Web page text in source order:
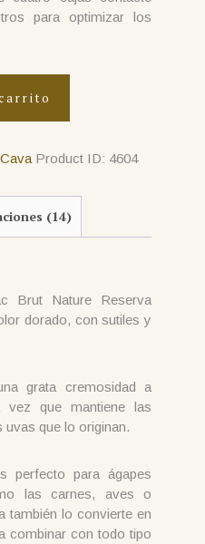
para optimizar los
Cava Product ID: 4604
(14)
Brut Nature Reserva
dorado, con sutiles y
grata cremosidad a
que mantiene las
uvas que lo originan.
perfecto para ágapes
las carnes, aves o
también lo convierte en
combinar con todo tipo